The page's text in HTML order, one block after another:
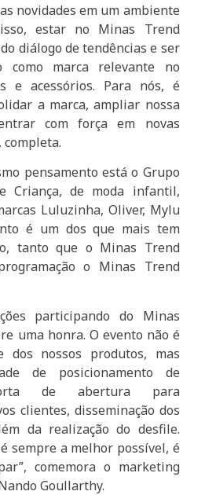
novidades em um ambiente
estar no Minas Trend
diálogo de tendências e ser
como marca relevante no
e acessórios. Para nós, é
a marca, ampliar nossa
com força em novas
completa.
pensamento está o Grupo
Criança, de moda infantil,
Luluzinha, Oliver, Mylu
é um dos que mais tem
tanto que o Minas Trend
o Minas Trend
participando do Minas
uma honra. O evento não é
dos nossos produtos, mas
de posicionamento de
de abertura para
clientes, disseminação dos
da realização do desfile.
sempre a melhor possível, é
comemora o marketing
Goullarthy.